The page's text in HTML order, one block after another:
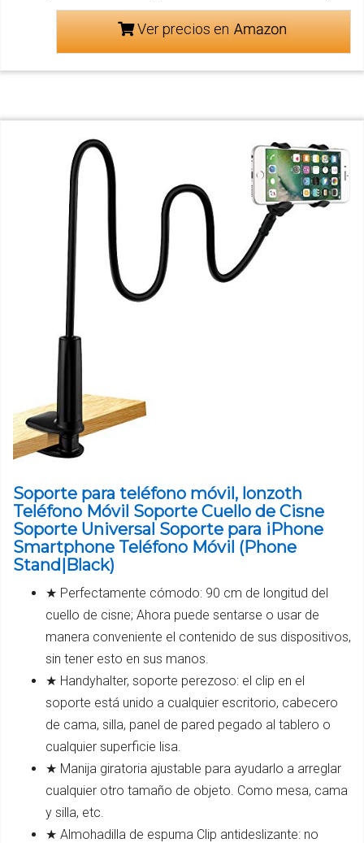
Ver precios en
Soporte para teléfono móvil, lonzoth
Teléfono Móvil Soporte Cuello de Cisne
Soporte Universal Soporte para iPhone
Smartphone Teléfono Móvil (Phone
Stand|Black)
★ Perfectamente cómodo: 90 cm de longitud del
cuello de cisne; Ahora puede sentarse o usar de
manera conveniente el contenido de sus dispositivos,
sin tener esto en sus manos.
★ Handyhalter, soporte perezoso: el clip en el
soporte está unido a cualquier escritorio, cabecero
de cama, silla, panel de pared pegado al tablero o
cualquier superficie lisa.
★ Manija giratoria ajustable para ayudarlo a arreglar
cualquier otro tamaño de objeto. Como mesa, cama
y silla, etc.
★ Almohadilla de espuma Clip antideslizante: no